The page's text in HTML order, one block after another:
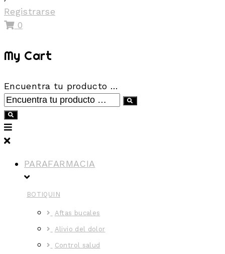
Registrarse
0
My Cart
Encuentra tu producto …
PARAFARMACIA
BOTIQUIN
Aftas bucales
Alivio del dolor
Control salud